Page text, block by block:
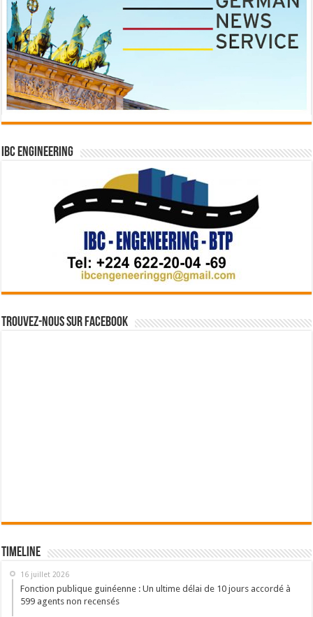
IBC Engineering
Trouvez-nous sur Facebook
Timeline
16 juillet 2026
Fonction publique guinéenne : Un ultime délai de 10 jours accordé à
599 agents non recensés